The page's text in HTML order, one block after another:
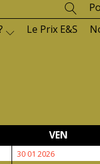
Le Prix E&S
VEN
30 01 202630